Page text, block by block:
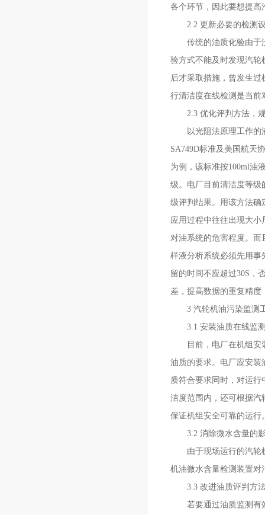
各个环节，因此要想提高
2.2 更新必要的检测
传统的油质化验由于没
验方式不能及时发现汽轮
后才采取措施，曾发生
行清洁度在线检测是当前
2.3 优化评判方法，
以光阻法原理工作的
SA749D标准及美国航天
为例，该标准按100ml油
级。电厂目前清洁度等级
级评判结果。用该方法确
应用过程中往往出现大
对油系统的危害程度。而
样液分析系统必须先用事
留的时间不应超过30S，
差，提高数据的重复精
3 汽轮机油污染监测
3.1 安装油质在线监
目前，电厂在机组安装
油质的要求。电厂应安装
质符合要求同时，对运
洁度范围内，还可根据汽
保证机组安全可靠的运行
3.2 消除微水含量的
由于现场运行的汽轮机
机油微水含量检测装置对
3.3 改进油质评判方
若要通过油质监测有效